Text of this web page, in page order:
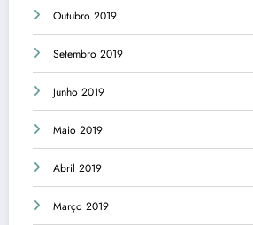
Outubro 2019
Setembro 2019
Junho 2019
Maio 2019
Abril 2019
Março 2019